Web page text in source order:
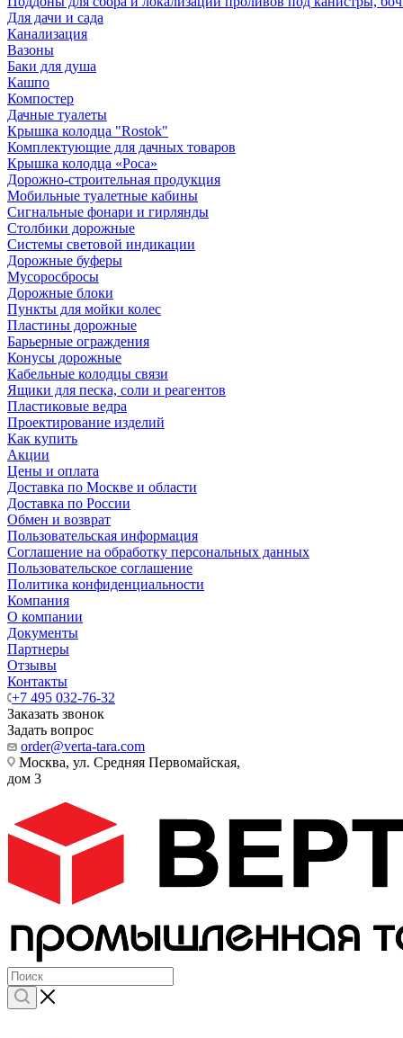
Для дачи и сада
Канализация
Вазоны
Баки для душа
Кашпо
Компостер
Дачные туалеты
Крышка колодца "Rostok"
Комплектующие для дачных товаров
Крышка колодца «Роса»
Дорожно-строительная продукция
Мобильные туалетные кабины
Сигнальные фонари и гирлянды
Столбики дорожные
Системы световой индикации
Дорожные буферы
Мусоросбросы
Дорожные блоки
Пункты для мойки колес
Пластины дорожные
Барьерные ограждения
Конусы дорожные
Кабельные колодцы связи
Ящики для песка, соли и реагентов
Пластиковые ведра
Проектирование изделий
Как купить
Акции
Цены и оплата
Доставка по Москве и области
Доставка по России
Обмен и возврат
Пользовательская информация
Соглашение на обработку персональных данных
Пользовательское соглашение
Политика конфиденциальности
Компания
О компании
Документы
Партнеры
Отзывы
Контакты
+7 495 032-76-32
Заказать звонок
Задать вопрос
order@verta-tara.com
Москва, ул. Средняя Первомайская,
дом 3